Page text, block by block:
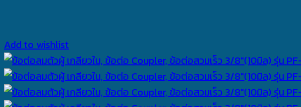
Add to wishlist